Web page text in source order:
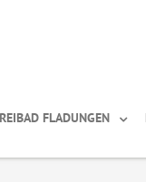
FLADUNGEN